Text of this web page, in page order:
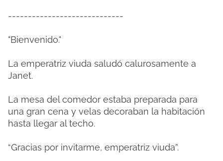
-----------------------------
"Bienvenido."
La emperatriz viuda saludó calurosamente a
Janet.
La mesa del comedor estaba preparada para
una gran cena y velas decoraban la habitación
hasta llegar al techo.
“Gracias por invitarme, emperatriz viuda”.